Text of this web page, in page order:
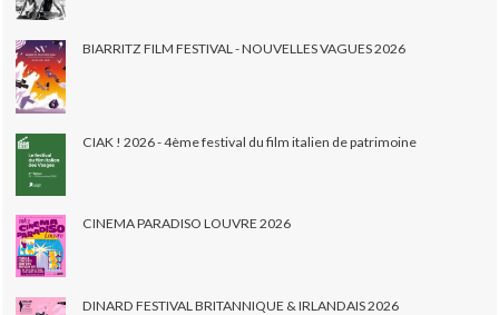
BIARRITZ FILM FESTIVAL - NOUVELLES VAGUES 2026
CIAK ! 2026 - 4ème festival du film italien de patrimoine
CINEMA PARADISO LOUVRE 2026
DINARD FESTIVAL BRITANNIQUE & IRLANDAIS 2026